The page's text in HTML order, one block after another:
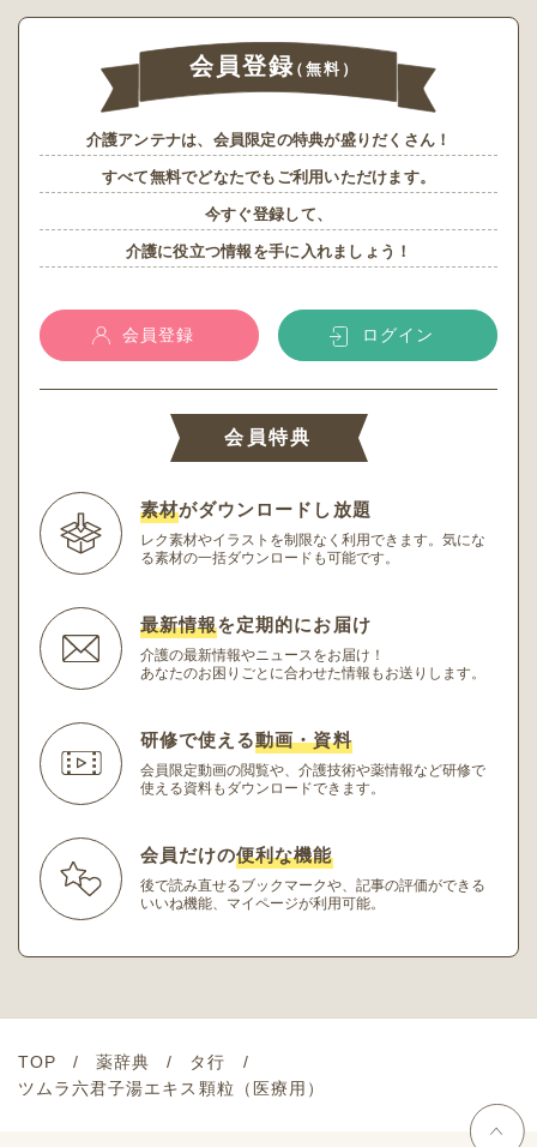
会員登録（無料）
介護アンテナは、会員限定の特典が盛りだくさん！
すべて無料でどなたでもご利用いただけます。
今すぐ登録して、
介護に役立つ情報を手に入れましょう！
会員登録 ログイン
会員特典
素材がダウンロードし放題
レク素材やイラストを制限なく利用できます。 気にな
る素材の一括ダウンロードも可能です。
最新情報を定期的にお届け
介護の最新情報やニュースをお届け！
あなたのお困りごとに合わせた情報もお送りします。
研修で使える動画・資料
会員限定動画の閲覧や、介護技術や薬情報など研修で
使える資料もダウンロードできます。
会員だけの便利な機能
後で読み直せるブックマークや、記事の評価ができる
いいね機能、マイページが利用可能。
TOP 薬辞典
タ行
ツムラ六君子湯エキス顆粒（医療用）